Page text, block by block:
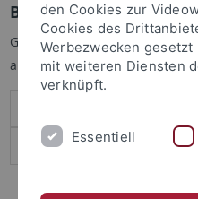
Benutzeranmeldung
Geben Sie Ihren
anzumelden:
den Cookies zur
Cookies des
Werbezwecken
mit weiteren Diensten
verknüpft.
Essentiell